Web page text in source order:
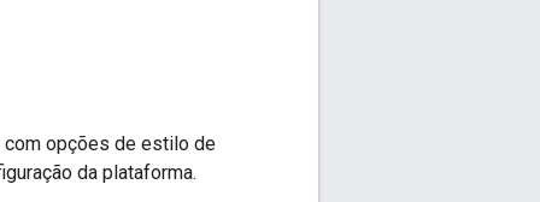
com opções de estilo de
da plataforma.